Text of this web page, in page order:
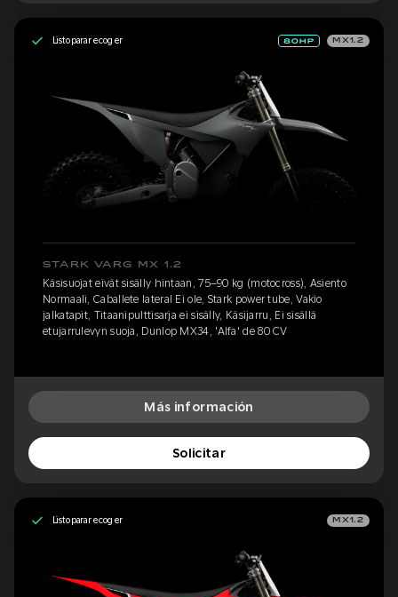
Listo para recoger MX1.2
STARK VARG MX 1.2
Käsisuojat eivät sisälly hintaan, 75–90 kg (motocross), Asiento
Normaali, Caballete lateral Ei ole, Stark power tube, Vakio
jalkatapit, Titaanipulttisarja ei sisälly, Käsijarru, Ei sisällä
etujarrulevyn suoja, Dunlop MX34, 'Alfa' de 80 CV
Más información
Solicitar
Listo para recoger MX1.2